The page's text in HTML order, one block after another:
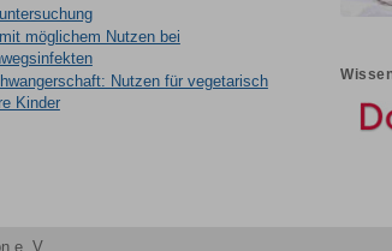
möglichem Nutzen bei
Nutzen für vegetarisch
Kinder
e. V.